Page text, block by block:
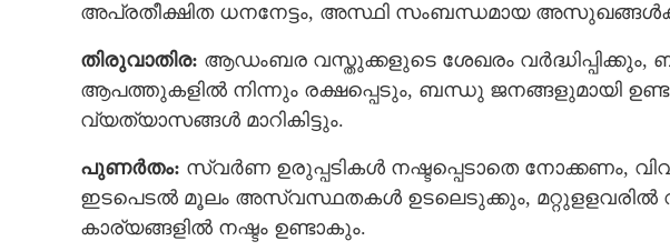
അപ്രതീക്ഷിത ധനനേട്ടം, അസ്ഥി സംബന്ധമായ
തിരുവാതിര: ആഡംബര വസ്തുക്കളുടെ ശേഖരം‍
ആപത്തുകളില്‍ നിന്നും രക്ഷപ്പെടും, ബന്ധു ജനങ്ങളുമായി
വ്യത്യാസങ്ങള്‍ മാറികിട്ടും.
പുണര്‍തം: സ്വർണ ഉരുപ്പടികള്‍ നഷ്ടപ്പെടാതെ നോക്കണം,
ഇടപെടല്‍ മൂലം അസ്വസ്ഥതകൾ ഉടലെടുക്കും,‍ മറ്റുളളവരിൽ
കാര്യങ്ങളില്‍ നഷ്ടം ഉണ്ടാകും.